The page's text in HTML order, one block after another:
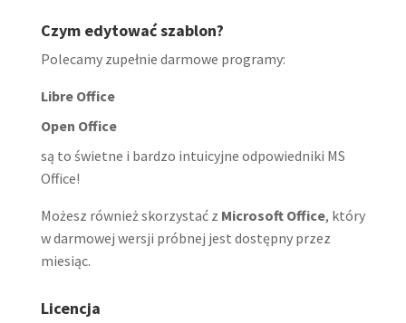
Czym edytować szablon?
Polecamy zupełnie darmowe programy:
Libre Office
Open Office
są to świetne i bardzo intuicyjne odpowiedniki MS
Office!
Możesz również skorzystać z Microsoft Office, który
w darmowej wersji próbnej jest dostępny przez
miesiąc.
Licencja